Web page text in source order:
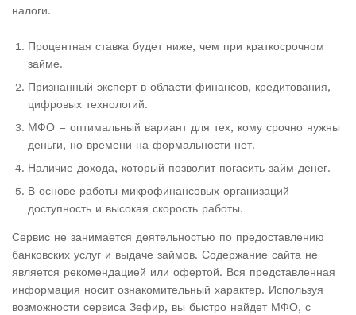
налоги.
Процентная ставка будет ниже, чем при краткосрочном
займе.
Признанный эксперт в области финансов, кредитования,
цифровых технологий.
МФО – оптимальный вариант для тех, кому срочно нужны
деньги, но времени на формальности нет.
Наличие дохода, который позволит погасить займ денег.
В основе работы микрофинансовых организаций —
доступность и высокая скорость работы.
Сервис не занимается деятельностью по предоставлению
банковских услуг и выдаче займов. Содержание сайта не
является рекомендацией или офертой. Вся представленная
информация носит ознакомительный характер. Используя
возможности сервиса Зефир, вы быстро найдет МФО, с